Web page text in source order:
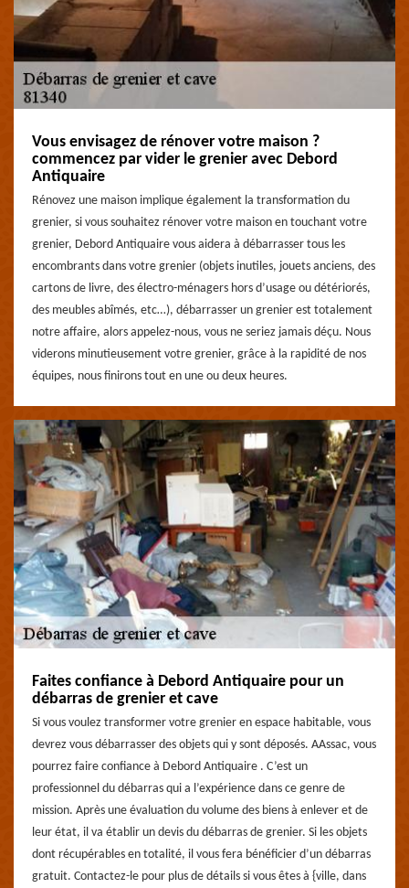
Vous envisagez de rénover votre maison ?
commencez par vider le grenier avec Debord
Antiquaire
Rénovez une maison implique également la transformation du
grenier, si vous souhaitez rénover votre maison en touchant votre
grenier, Debord Antiquaire vous aidera à débarrasser tous les
encombrants dans votre grenier (objets inutiles, jouets anciens, des
cartons de livre, des électro-ménagers hors d’usage ou détériorés,
des meubles abîmés, etc…), débarrasser un grenier est totalement
notre affaire, alors appelez-nous, vous ne seriez jamais déçu. Nous
viderons minutieusement votre grenier, grâce à la rapidité de nos
équipes, nous finirons tout en une ou deux heures.
Faites confiance à Debord Antiquaire pour un
débarras de grenier et cave
Si vous voulez transformer votre grenier en espace habitable, vous
devrez vous débarrasser des objets qui y sont déposés. AAssac, vous
pourrez faire confiance à Debord Antiquaire . C’est un
professionnel du débarras qui a l’expérience dans ce genre de
mission. Après une évaluation du volume des biens à enlever et de
leur état, il va établir un devis du débarras de grenier. Si les objets
dont récupérables en totalité, il vous fera bénéficier d’un débarras
gratuit. Contactez-le pour plus de détails si vous êtes à {ville, dans